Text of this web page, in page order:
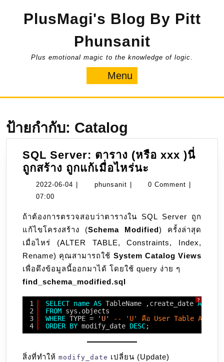
PlusMagi's Blog By Pitt
Phunsanit
Plus emotional magic to the knowledge of logic.
Menu
ป้ายกำกับ: Catalog
SQL Server: ตาราง (หรือ xxx )นี่
ถูกสร้าง ถูกแก้เมื่อไหร่นะ
Server:
xxx
)นี่
ถูก
สร้าง
ถูก
เมื่อ
นะ
2022-06-04 2022- phunsanit phunsanit0 Comment
07:00
ถ้าต้องการตรวจสอบว่าตารางใน SQL Server ถูก
แก้ไขโครงสร้าง (Schema Modified) ครั้งล่าสุด
เมื่อไหร่ (ALTER TABLE, Constraints, Index,
Rename) คุณสามารถใช้ System Catalog Views
เพื่อดึงข้อมูลนี้ออกมาได้ โดยใช้ query ง่าย ๆ
find_schema_modified.sql
?
1
2
3
4
SELECT name AS TableName ,create_date AS
FROM sys.objects
WHERE TYPE = 'U'
-- 'U' คือ User Table AND
ORDER BY modify_date DESC;
สิ่งที่ทำให้ modify_date เปลี่ยน (Update)